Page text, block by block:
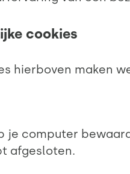
cookies
hierboven maken
je computer
afgesloten.